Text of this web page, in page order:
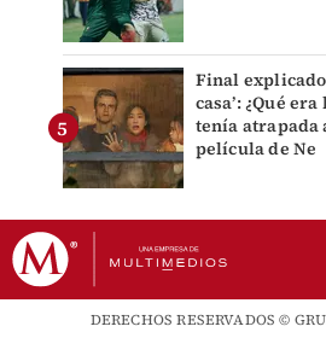
Final
casa’: ¿Qué
tenía atrapada
película de Ne
DERECHOS RESERVADOS ©